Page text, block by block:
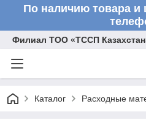
По наличию товара и
Филиал ТОО «ТССП
Каталог Расходные